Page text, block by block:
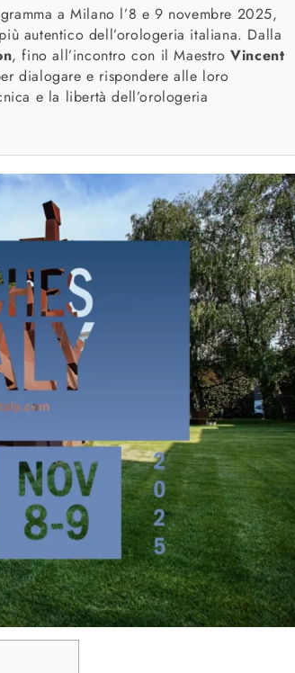
a Milano l’8 e 9 novembre 2025,
autentico dell’orologeria italiana. Dalla
, fino all’incontro con il MaestroVincent
dialogare e rispondere alle loro
e la libertà dell’orologeria